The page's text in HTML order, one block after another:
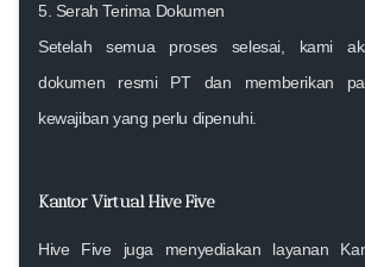
5. Serah Terima Dokumen
Setelah semua proses selesai, kami
dokumen resmi PT dan memberikan
kewajiban yang perlu dipenuhi.
Kantor Virtual Hive Five
Hive Five juga menyediakan layanan